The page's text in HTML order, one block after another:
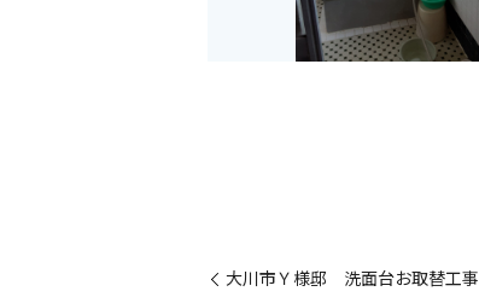
大川市Ｙ様邸 洗面台お取替工事